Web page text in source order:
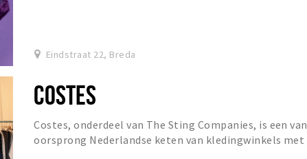
Eindstraat 22, Breda
COSTES
Costes, onderdeel van The Sting Companies, is een van
oorsprong Nederlandse keten van kledingwinkels met